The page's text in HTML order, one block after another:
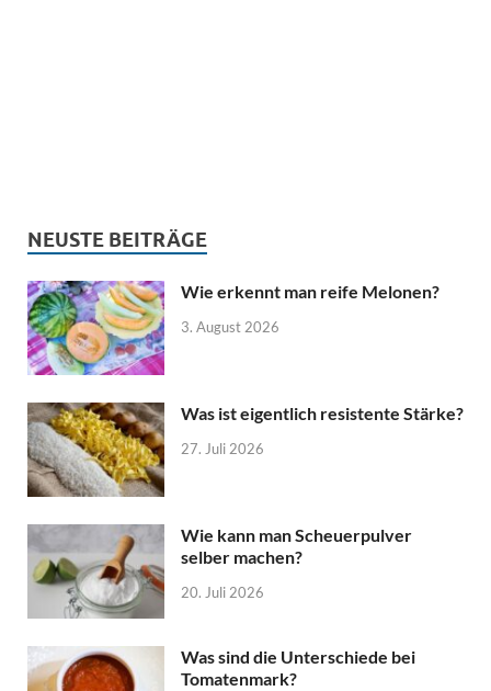
NEUSTE BEITRÄGE
Wie erkennt man reife Melonen?
3. August 2026
Was ist eigentlich resistente Stärke?
27. Juli 2026
Wie kann man Scheuerpulver
selber machen?
20. Juli 2026
Was sind die Unterschiede bei
Tomatenmark?